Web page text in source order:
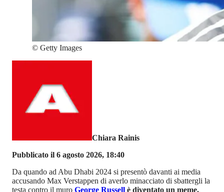
© Getty Images
Chiara Rainis
Pubblicato il 6 agosto 2026, 18:40
Da quando ad Abu Dhabi 2024 si presentò davanti ai media
accusando Max Verstappen di averlo minacciato di sbattergli la
testa contro il muro George Russell è diventato un meme.